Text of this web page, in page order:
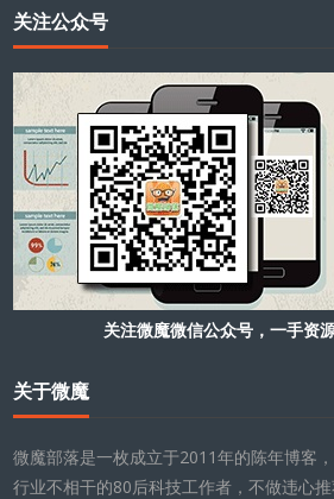
关注公众号
关注微魔微信公众号，一手资
关于微魔
微魔部落是一枚成立于2011年的陈年博客
行业不相干的80后科技工作者，不做违心